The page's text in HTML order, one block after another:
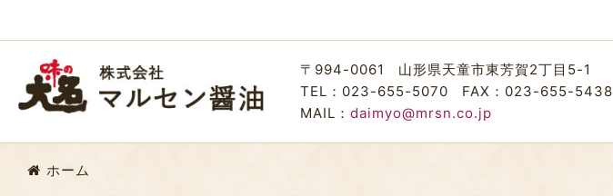
〒994-0061
山形県天童市東芳賀2丁目5-1
TEL：023-655-5070
FAX：023-655-5438
MAIL： daimyo@mrsn.co.jp
ホーム